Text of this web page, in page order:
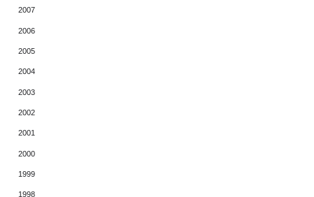
2007
2006
2005
2004
2003
2002
2001
2000
1999
1998